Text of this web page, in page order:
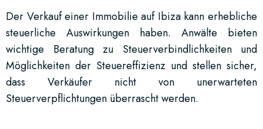
Der Verkauf einer Immobilie auf Ibiza kann erhebliche
steuerliche Auswirkungen haben. Anwälte bieten
wichtige Beratung zu Steuerverbindlichkeiten und
Möglichkeiten der Steuereffizienz und stellen sicher,
dass Verkäufer nicht von unerwarteten
Steuerverpflichtungen überrascht werden.